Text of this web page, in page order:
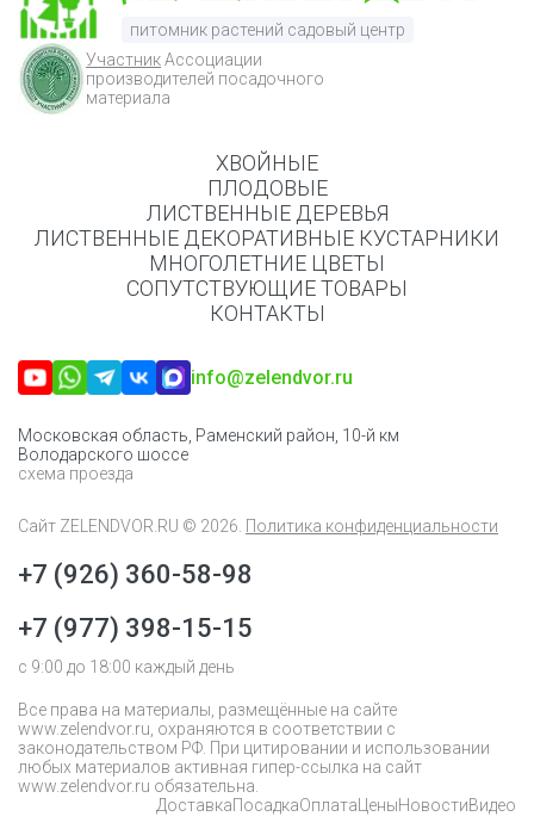
питомник растений садовый центр
УчастникАссоциации
производителей посадочного
материала
ХВОЙНЫЕ
ПЛОДОВЫЕ
ЛИСТВЕННЫЕ ДЕРЕВЬЯ
ЛИСТВЕННЫЕ ДЕКОРАТИВНЫЕ КУСТАРНИКИ
МНОГОЛЕТНИЕ ЦВЕТЫ
СОПУТСТВУЮЩИЕ ТОВАРЫ
КОНТАКТЫ
info@zelendvor.ru
Московская область, Раменский район, 10-й км
Володарского шоссе
схема проезда
Сайт ZELENDVOR.RU © 2026. Политика конфиденциальности
+7 (926) 360-58-98
+7 (977) 398-15-15
с 9:00 до 18:00 каждый день
Все права на материалы, размещённые на сайте
www.zelendvor.ru, охраняются в соответствии с
законодательством РФ. При цитировании и использовании
любых материалов активная гипер-ссылка на сайт
www.zelendvor.ru обязательна.
ДоставкаПосадкаОплата ЦеныНовостиВидео